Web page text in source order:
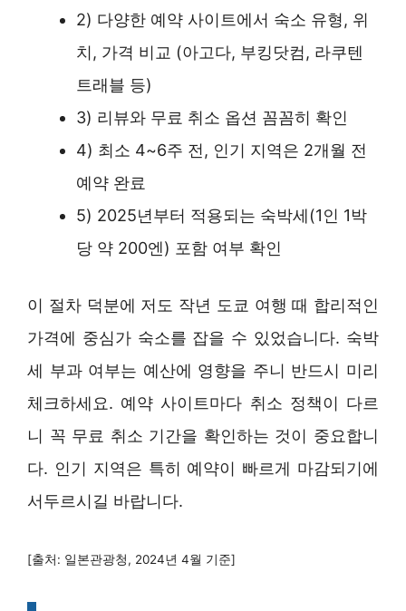
2) 다양한 예약 사이트에서 숙소 유형, 위
치, 가격 비교 (아고다, 부킹닷컴, 라쿠텐
트래블 등)
3) 리뷰와 무료 취소 옵션 꼼꼼히 확인
4) 최소 4~6주 전, 인기 지역은 2개월 전
예약 완료
5) 2025년부터 적용되는 숙박세(1인 1박
당 약 200엔) 포함 여부 확인
이 절차 덕분에 저도 작년 도쿄 여행 때 합리적인
가격에 중심가 숙소를 잡을 수 있었습니다. 숙박
세 부과 여부는 예산에 영향을 주니 반드시 미리
체크하세요. 예약 사이트마다 취소 정책이 다르
니 꼭 무료 취소 기간을 확인하는 것이 중요합니
다. 인기 지역은 특히 예약이 빠르게 마감되기에
서두르시길 바랍니다.
[출처: 일본관광청, 2024년 4월 기준]